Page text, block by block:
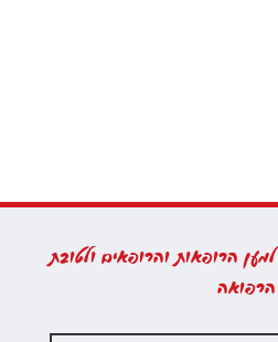
למען הרופאות והרופאים ולטובת
הרפואה